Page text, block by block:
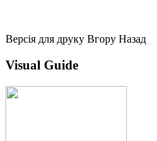
Версія для друку Вгору Назад
Visual Guide